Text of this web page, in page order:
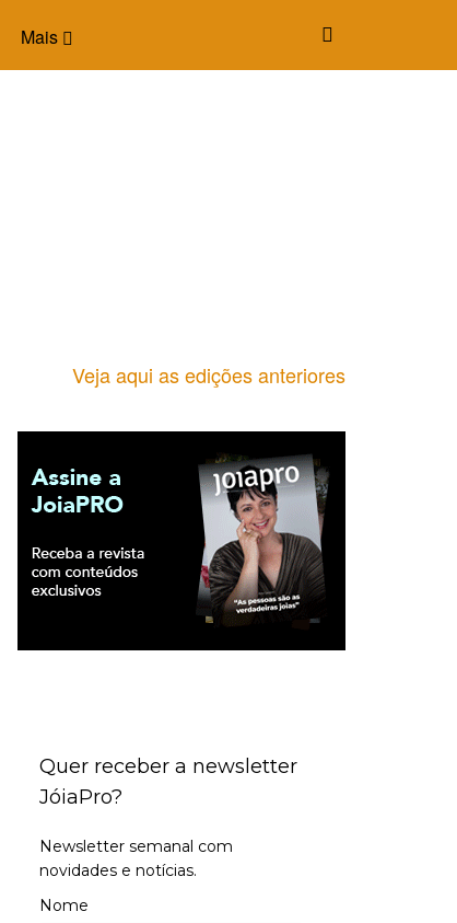
Mais
Veja aqui as edições anteriores